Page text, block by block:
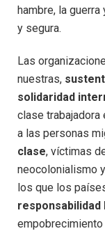
hambre, la
y segura.
Las
nuestras,
solidaridad
clase trabajadora
a las personas
clase, víctimas
neocolonialismo
los que los